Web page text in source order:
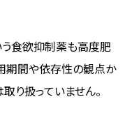
う食欲抑制薬も高度肥
期間や依存性の観点か
り扱っていません。